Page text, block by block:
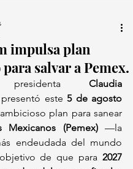
impulsa plan
salvar a Pemex.
Claudia
presentó este 5 de agosto
plan para sanear
Mexicanos (Pemex) —la
endeudada del mundo
de que para 2027